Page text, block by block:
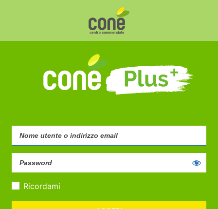
Ricordami